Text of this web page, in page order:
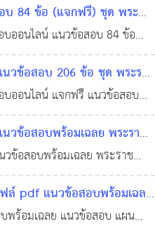
บ 84 ข้อ (แจกฟรี) ชุด พระ
าว่าด้วยหลักเกณฑ์และวิธีการ
ารบ้านเมืองที่ดี พ.ศ. 2546
2567 0 5,347
ออนไลน์ แนวข้อสอบ 84 ข้อ
ด พระราชกฤษฎีกาว่าด้วยหลัก
ธีการบริหารกิจการบ้านเมืองที่ดี
วข้อสอบ 206 ข้อ ชุด พระราช
การบริหารส่วนจังหวัด พ.ศ.
แก้ไขเพิ่มเติม (ฉบับที่ 5) พ.ศ.
07 ต.ค. 2567 0 2,876
ออนไลน์ แจกฟรี แนวข้อสอบ
พระราชบัญญัติองค์การบริหาร
พ.ศ. 2540 และแก้ไขเพิ่มเติม
.ศ. 2562
วข้อสอบพร้อมเฉลย พระราช
ความสะอาดและความเป็น
ยบร้อยของบ้านเมือง พ.ศ.
แก้ไขเพิ่มเติม (ฉบับที่ 2) พ.ศ.
วน 125 ข้อ พร้อมเฉลย
25
ข้อสอบพร้อมเฉลย พระราช
ความสะอาดและความเป็น
ยบร้อยของบ้านเมือง พ.ศ. 2535
พิ่มเติม (ฉบับที่ 2) พ.ศ. 2560
ล์ pdf แนวข้อสอบพร้อมเฉลย
บ แผนพัฒนาเศรษฐกิจและ
พร้อมเฉลย แนวข้อสอบ แผน